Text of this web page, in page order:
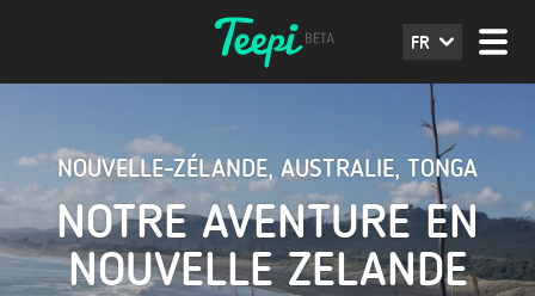
FR
NOUVELLE-ZÉLANDE, AUSTRALIE, TONGA
NOTRE AVENTURE EN
NOUVELLE ZELANDE